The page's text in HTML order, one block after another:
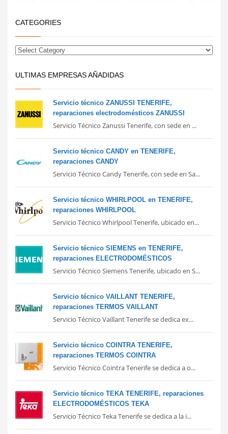
CATEGORIES
ULTIMAS EMPRESAS AÑADIDAS
Servicio técnico ZANUSSI TENERIFE,
reparaciones electrodomésticos ZANUSSI
Servicio Técnico Zanussi Tenerife, con sede en ...
Servicio técnico CANDY en TENERIFE,
reparaciones CANDY
Servicio Técnico Candy Tenerife, con sede en Sa...
Servicio técnico WHIRLPOOL en TENERIFE,
reparaciones WHIRLPOOL
Servicio Técnico Whirlpool Tenerife, ubicado en...
Servicio técnico SIEMENS en TENERIFE,
reparaciones ELECTRODOMÉSTICOS
Servicio Técnico Siemens Tenerife, ubicado en S...
Servicio técnico VAILLANT TENERIFE,
reparaciones TERMOS VAILLANT
Servicio Técnico Vaillant Tenerife se dedica ex...
Servicio técnico COINTRA TENERIFE,
reparaciones TERMOS COINTRA
Servicio Técnico Cointra Tenerife se dedica a o...
Servicio técnico TEKA TENERIFE, reparaciones
ELECTRODOMÉSTICOS TEKA
Servicio Técnico Teka Tenerife se dedica a la i...